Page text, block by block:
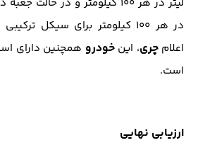
در هر ۱۰۰ کیلومتر برای سیکل
اعلامچری، اینخودرو
است.
ارزیابی نهایی